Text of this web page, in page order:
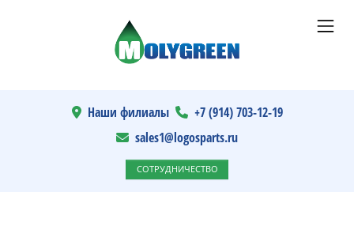
Наши филиалы
+7 (914) 703-12-19
sales1@logosparts.ru
СОТРУДНИЧЕСТВО